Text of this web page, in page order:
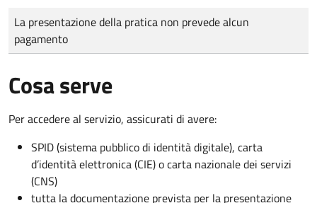
Tipo di pagamento
Importo
La presentazione della pratica non prevede alcun
pagamento
Cosa serve
Per accedere al servizio, assicurati di avere:
SPID (sistema pubblico di identità digitale), carta
d’identità elettronica (CIE) o carta nazionale dei servizi
(CNS)
tutta la documentazione prevista per la presentazione